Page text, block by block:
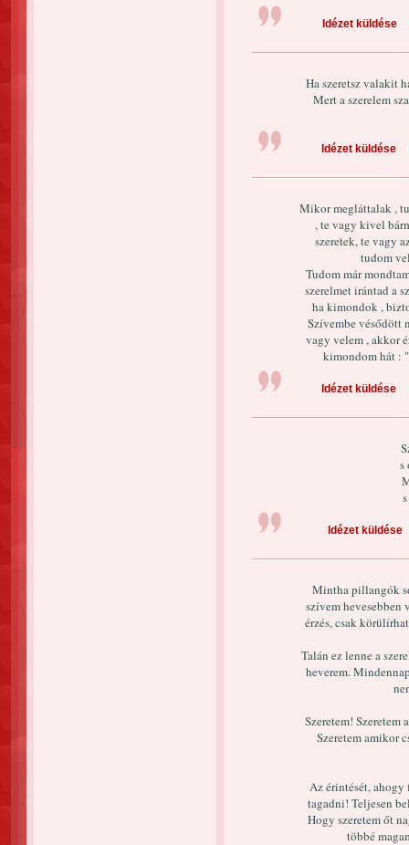
Idézet küldése
Ha szeretsz valakit
Mert a szerelem
Idézet küldése
Mikor megláttalak ,
, te vagy kivel
szeretek, te vagy
tudom
Tudom már
szerelmet irántad a
ha kimondok ,
Szívembe vésődött
vagy velem , akkor
kimondom hát :
Idézet küldése
s
Idézet küldése
Mintha pillangók
szívem hevesebben
érzés, csak
Talán ez lenne a
heverem.
Szeretem! Szeretem
Szeretem amikor
Az érintését, ahogy
tagadni! Teljesen
Hogy szeretem őt
többé